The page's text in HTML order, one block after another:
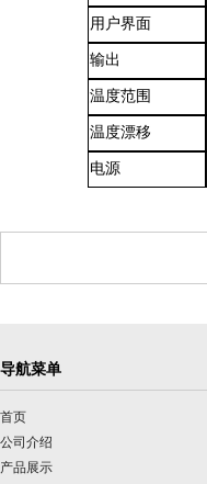
用户界面
输出
温度范围
温度漂移
电源
导航菜单
首页
公司介绍
产品展示